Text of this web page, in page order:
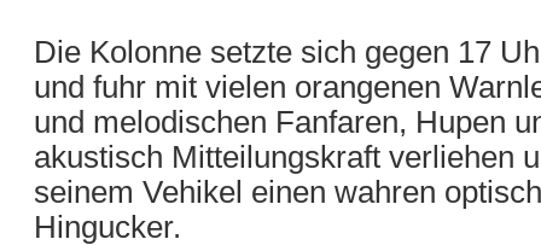
Die Kolonne setzte sich gegen 17
und fuhr mit vielen orangenen
und melodischen Fanfaren, Hupen
akustisch Mitteilungskraft verliehen
seinem Vehikel einen wahren
Hingucker.